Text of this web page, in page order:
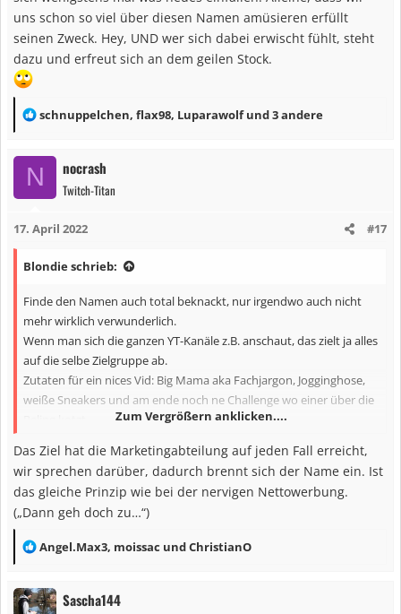
uns schon so viel über diesen Namen amüsieren erfüllt
seinen Zweck. Hey, UND wer sich dabei erwischt fühlt, steht
dazu und erfreut sich an dem geilen Stock.
R
a
k
o
e
:
schnuppelchen, flax98, Luparawolfund 3 andere
N nocrash
Twitch-Titan
17. April 2022 #17
Blondie schrieb:
Finde den Namen auch total beknackt, nur irgendwo auch nicht
mehr wirklich verwunderlich.
Wenn man sich die ganzen YT-Kanäle z.B. anschaut, das zielt ja alles
auf die selbe Zielgruppe ab.
Zutaten für ein nices Vid: Big Mama aka Fachjargon, Jogginghose,
weiße Sneakers und am ende noch ne Challenge wo einer über die
Jetzt noch nen Prototyp ranhängen und es hangelt die Meter!
Schwör!
..okay, ihr solltet dafür aber nach Holland.
..okay, dann könnt ihr auch die alten Köder einhängen.
..und den alten Besen fischen.
..okay, es hing auch nichts anderes im Snap.
Zum Vergrößern anklicken....
Das Ziel hat die Marketingabteilung auf jeden Fall erreicht,
wir sprechen darüber, dadurch brennt sich der Name ein. Ist
das gleiche Prinzip wie bei der nervigen Nettowerbung.
(„Dann geh doch zu…“)
R
a
k
Angel.Max3, moissac undChristianO
Sascha144